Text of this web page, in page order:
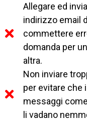
Allegare ed
indirizzo email
commettere
domanda per
altra.
Non inviare
per evitare che
messaggi
li vadano